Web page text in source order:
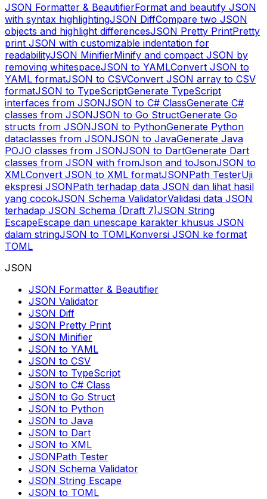
JSON Formatter & BeautifierFormat and beautify JSON
with syntax highlightingJSON DiffCompare two JSON
objects and highlight differencesJSON Pretty PrintPretty
print JSON with customizable indentation for
readabilityJSON MinifierMinify and compact JSON by
removing whitespaceJSON to YAMLConvert JSON to
YAML formatJSON to CSVConvert JSON array to CSV
formatJSON to TypeScriptGenerate TypeScript
interfaces from JSONJSON to C# ClassGenerate C#
classes from JSONJSON to Go StructGenerate Go
structs from JSONJSON to PythonGenerate Python
dataclasses from JSONJSON to JavaGenerate Java
POJO classes from JSONJSON to DartGenerate Dart
classes from JSON with fromJson and toJsonJSON to
XMLConvert JSON to XML formatJSONPath TesterUji
ekspresi JSONPath terhadap data JSON dan lihat hasil
yang cocokJSON Schema ValidatorValidasi data JSON
terhadap JSON Schema (Draft 7)JSON String
EscapeEscape dan unescape karakter khusus JSON
dalam stringJSON to TOMLKonversi JSON ke format
TOML
JSON
JSON Formatter & Beautifier
JSON Validator
JSON Diff
JSON Pretty Print
JSON Minifier
JSON to YAML
JSON to CSV
JSON to TypeScript
JSON to C# Class
JSON to Go Struct
JSON to Python
JSON to Java
JSON to Dart
JSON to XML
JSONPath Tester
JSON Schema Validator
JSON String Escape
JSON to TOML